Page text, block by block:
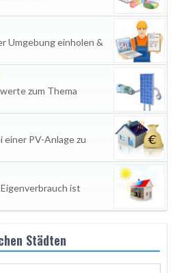
Umgebung einholen &
zum Thema
PV-Anlage zu
ist
Städten